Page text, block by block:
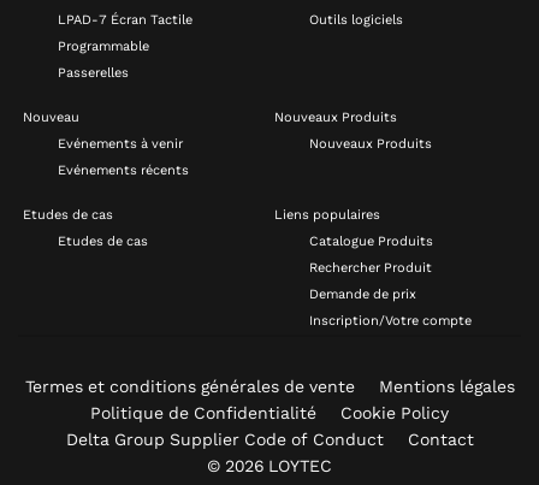
LPAD-7 Écran Tactile
Programmable
Passerelles
Outils logiciels
Nouveau
Evénements à venir
Evénements récents
Nouveaux Produits
Nouveaux Produits
Etudes de cas
Etudes de cas
Liens populaires
Catalogue Produits
Rechercher Produit
Demande de prix
Inscription/Votre compte
Termes et conditions générales de vente
Mentions légales
Politique de Confidentialité
Cookie Policy
Delta Group Supplier Code of Conduct
Contact
© 2026 LOYTEC